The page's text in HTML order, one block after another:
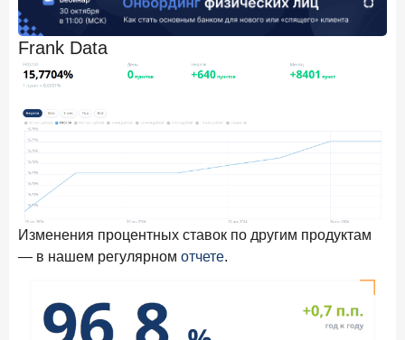
Frank Data
Изменения процентных ставок по другим продуктам
— в нашем регулярном отчете.